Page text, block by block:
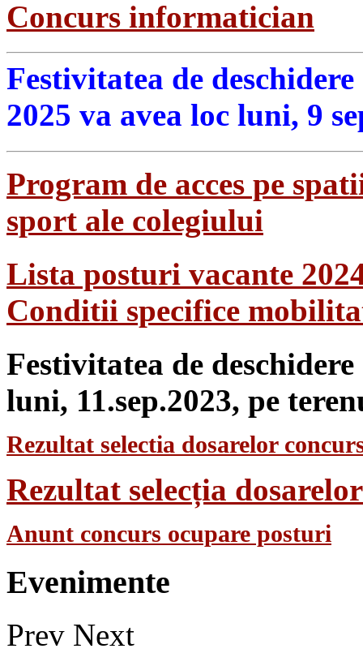
Concurs informatician
Festivitatea de
2025 va avea loc luni, 9
Program de acces pe
sport ale colegiului
Lista posturi vacante
Conditii specifice
Festivitatea de
luni, 11.sep.2023, pe
Rezultat selectia dosarelor
Rezultat selecția
Anunt concurs ocupare posturi
Evenimente
Prev Next